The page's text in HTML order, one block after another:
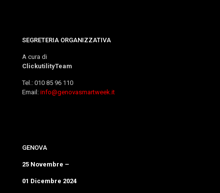
SEGRETERIA ORGANIZZATIVA
A cura di
ClickutilityTeam
Tel.: 010 85 96 110
Email: info@genovasmartweek.it
GENOVA
25 Novembre –
01 Dicembre 2024